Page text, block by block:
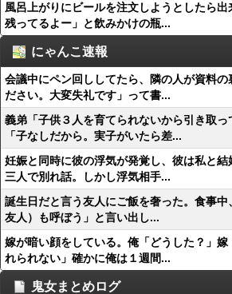
風呂上がりにビールを注文しようとしたら
残ってるよー」と飲みかけの瓶...
にゃんこ速報
会議中にペン回ししてたら、隣の人が資料の
ださい。大変失礼です」って書...
義弟「子供３人を育てられないから引き取
「子なしだから。実子がいたら差...
妊娠と同時に彼の浮気が発覚し、彼は私と
三人で別れ話。しかし浮気相手...
誕生日だと言う友人にご飯を奢った。食事
友人）も呼ぼう」と言い出し...
嫁が暗い顔をしている。俺「どうした？」
れられない」確かに俺は１週間...
鬼女まとめログ